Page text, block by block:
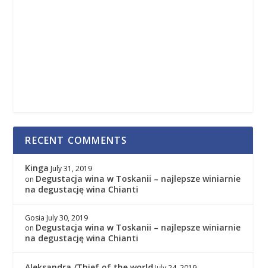
RECENT COMMENTS
Kinga July 31, 2019
on Degustacja wina w Toskanii – najlepsze winiarnie
na degustację wina Chianti
Gosia July 30, 2019
on Degustacja wina w Toskanii – najlepsze winiarnie
na degustację wina Chianti